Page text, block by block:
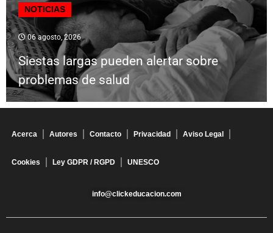
NOTICIAS
06 agosto, 2026
Siestas largas pueden alertar sobre
problemas de salud
Acerca Autores Contacto Privacidad Aviso Legal
Cookies Ley GDPR / RGPD UNESCO
info@clickeducacion.com